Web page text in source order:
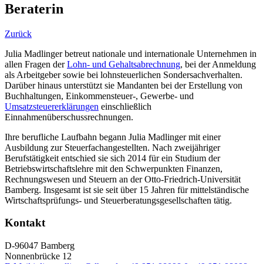
Beraterin
Zurück
Julia Madlinger betreut nationale und internationale Unternehmen in
allen Fragen derLohn- und Gehaltsabrechnung, bei der Anmeldung
als Arbeitgeber sowie bei lohnsteuerlichen Sondersachverhalten.
Darüber hinaus unterstützt sie Mandanten bei der Erstellung von
Buchhaltungen, Einkommensteuer-, Gewerbe- und
Umsatzsteuererklärungen einschließlich
Einnahmenüberschussrechnungen.
Ihre berufliche Laufbahn begann Julia Madlinger mit einer
Ausbildung zur Steuerfachangestellten. Nach zweijähriger
Berufstätigkeit entschied sie sich 2014 für ein Studium der
Betriebswirtschaftslehre mit den Schwerpunkten Finanzen,
Rechnungswesen und Steuern an der Otto-Friedrich-Universität
Bamberg. Insgesamt ist sie seit über 15 Jahren für mittelständische
Wirtschaftsprüfungs- und Steuerberatungsgesellschaften tätig.
Kontakt
D-96047 Bamberg
Nonnenbrücke 12